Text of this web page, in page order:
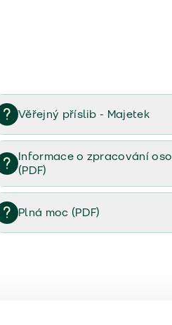
Věřejný příslib - Majetek
Věřejný příslib majetek 2023
Informace o zpracování
(PDF)
Informace o zpracování osobních
Plná moc (PDF)